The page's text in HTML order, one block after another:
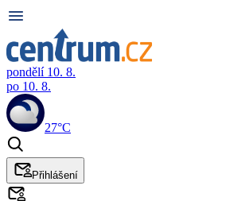
pondělí 10. 8.
po 10. 8.
27°C
Přihlášení